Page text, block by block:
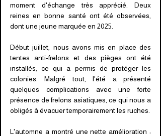
moment d'échange très apprécié. Deux
reines en bonne santé ont été observées,
dont une jeune marquée en 2025.
Début juillet, nous avons mis en place des
tentes anti-frelons et des pièges ont été
installés, ce qui a permis de protéger les
colonies. Malgré tout, l'été a présenté
quelques complications avec une forte
présence de frelons asiatiques, ce qui nous a
obligés à évacuer temporairement les ruches.
L'automne a montré une nette amélioration :